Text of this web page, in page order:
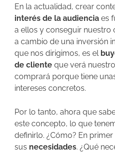
En la actualidad, crear
interés de la audiencia es
a ellos y conseguir nuestro
a cambio de una inversión
que nos dirigimos, es el
de cliente que verá
comprará porque tiene
intereses concretos.
Por lo tanto, ahora que
este concepto, lo que
definirlo. ¿Cómo? En
sus necesidades. ¿Qué